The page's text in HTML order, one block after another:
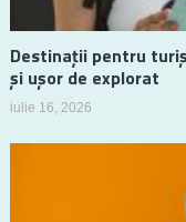
Destinații pentru
și ușor de explorat
iulie 16, 2026